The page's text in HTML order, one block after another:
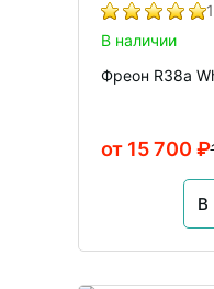
В наличии
Фреон R38a
от 15 700 ₽
В